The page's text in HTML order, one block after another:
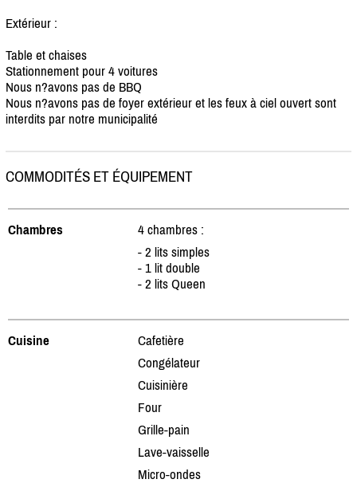
Extérieur :
Table et chaises
Stationnement pour 4 voitures
Nous n?avons pas de BBQ
Nous n?avons pas de foyer extérieur et les feux à ciel ouvert sont
interdits par notre municipalité
COMMODITÉS ET ÉQUIPEMENT
Chambres
4 chambres :
- 2 lits simples
- 1 lit double
- 2 lits Queen
Cuisine
Cafetière
Congélateur
Cuisinière
Four
Grille-pain
Lave-vaisselle
Micro-ondes